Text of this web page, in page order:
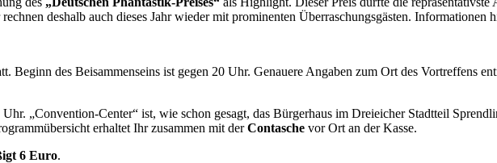
deshalb auch dieses Jahr wieder mit prominenten Überraschungsgästen.
Beginn des Beisammenseins ist gegen 20 Uhr. Genauere Angaben zum Ort des Vortreffens
„Convention-Center“ ist, wie schon gesagt, das Bürgerhaus im Dreieicher Stadtteil
erhaltet Ihr zusammen mit derContasche vor Ort an der Kasse.
6 Euro.